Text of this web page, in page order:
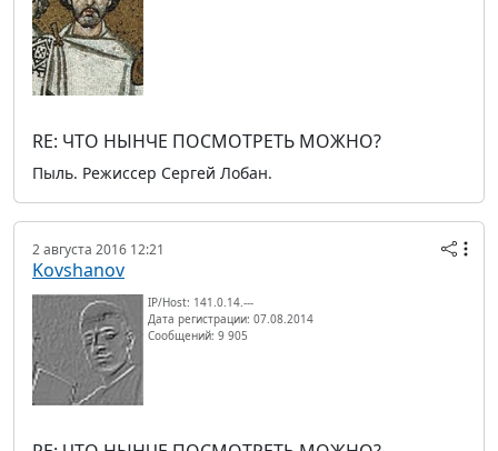
RE: ЧТО НЫНЧЕ ПОСМОТРЕТЬ МОЖНО?
Пыль. Режиссер Сергей Лобан.
2 августа 2016 12:21
Kovshanov
IP/Host: 141.0.14.---
Дата регистрации: 07.08.2014
Сообщений: 9 905